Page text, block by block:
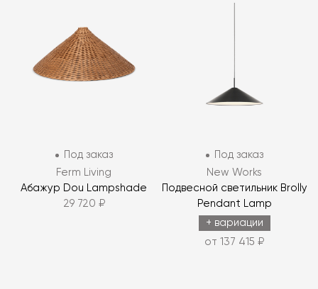
Под заказ
Ferm Living
Абажур Dou Lampshade
29 720 ₽
Под заказ
New Works
Подвесной светильник Brolly
Pendant Lamp
+ вариации
от 137 415 ₽